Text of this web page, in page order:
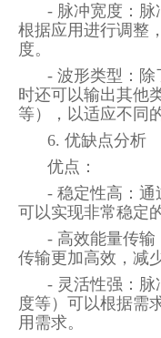
- 脉冲宽度：脉
根据应用进行调整
度。
- 波形类型：除
时还可以输出其他
等），以适应不同
6. 优缺点分析
优点：
- 稳定性高：通
可以实现非常稳定
- 高效能量传输
传输更加高效，减
- 灵活性强：脉
度等）可以根据需
用需求。